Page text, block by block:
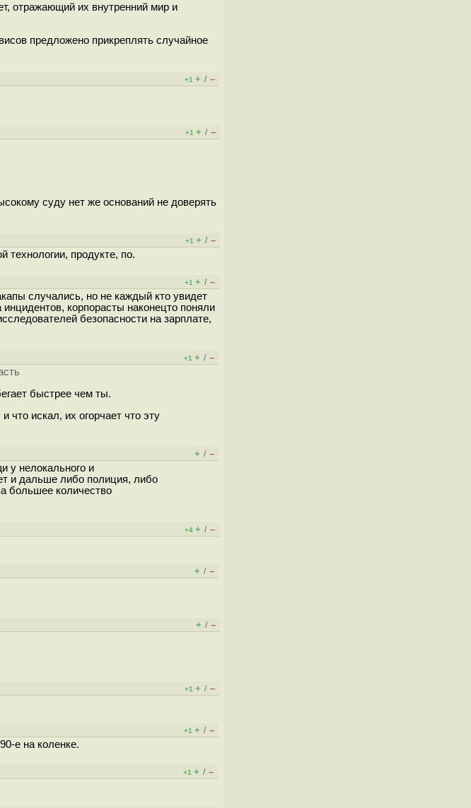
отражающий их внутренний мир и
предложено прикреплять случайное
+1 + / –
+1 + / –
суду нет же оснований не доверять
+1 + / –
технологии, продукте, по.
+1 + / –
случались, но не каждый кто увидет
корпорасты наконецто поняли
безопасности на зарплате,
+1 + / –
быстрее чем ты.
искал, их огорчает что эту
+ / –
у нелокального и
и дальше либо полиция, либо
большее количество
+4 + / –
+ / –
+ / –
+1 + / –
+1 + / –
е на коленке.
+1 + / –